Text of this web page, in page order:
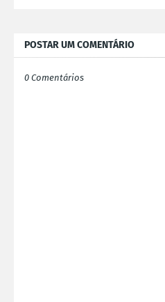
POSTAR UM COMENTÁRIO
0 Comentários